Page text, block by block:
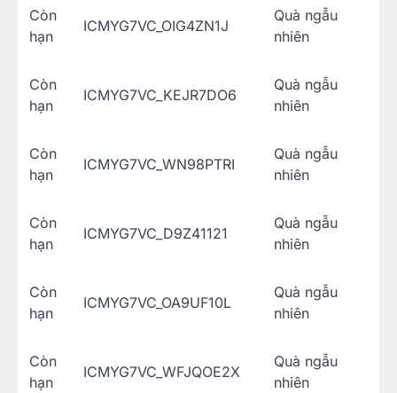
Còn
hạn
ICMYG7VC_OIG4ZN1J
Quà ngẫu
nhiên
Còn
hạn
ICMYG7VC_KEJR7DO6
Quà ngẫu
nhiên
Còn
hạn
ICMYG7VC_WN98PTRI
Quà ngẫu
nhiên
Còn
hạn
ICMYG7VC_D9Z41121
Quà ngẫu
nhiên
Còn
hạn
ICMYG7VC_OA9UF10L
Quà ngẫu
nhiên
Còn
hạn
ICMYG7VC_WFJQOE2X
Quà ngẫu
nhiên